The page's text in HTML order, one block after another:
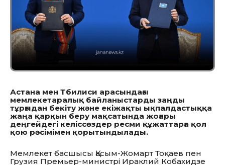
Астана мен Тбилиси арасындағы
мемлекетаралық байланыстарды заңды
тұрғыдан бекіту және екіжақты ықпалдастыққа
жаңа қарқын беру мақсатында жоғары
деңгейдегі келіссөздер ресми құжаттарға қол
қою рәсімімен қорытындылады.
Мемлекет басшысы Қасым-Жомарт Тоқаев пен
Грузия Премьер-министрі Ираклий Кобахидзе